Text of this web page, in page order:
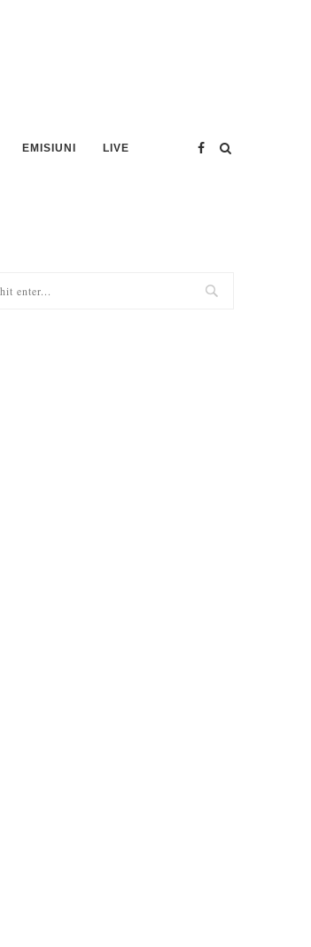
EMISIUNI LIVE